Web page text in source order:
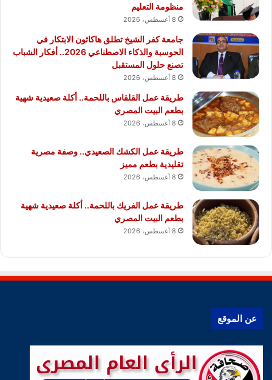
منظومة التعليم
8 أغسطس، 2026
جامعة كفر الشيخ تطلق هاكاثون الابتكار في
الحوسبة والذكاء الاصطناعي 2026.. أفكار الشباب
تصنع حلول المستقبل
8 أغسطس، 2026
طريقة عمل القلقاس باللحمة.. أكلة صعيدية شهية
بطعم البيت المصري
8 أغسطس، 2026
طريقة عمل الكشك الصعيدي.. وصفة مصرية
تقليدية بطعم مميز
8 أغسطس، 2026
طريقة عمل الفريك باللحمة.. أكلة صعيدية شهية
بطعم البيت المصري
8 أغسطس، 2026
عن الموقع